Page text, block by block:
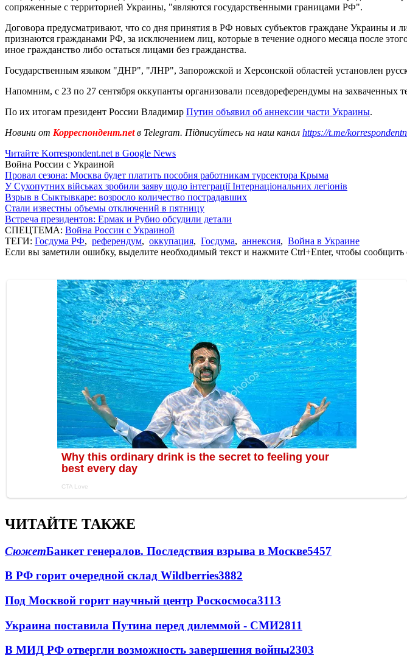
сопряженные с территорией Украины, "являются государственными границами РФ".
Договора предусматривают, что со дня принятия в РФ новых субъектов граждане Украины и
признаются гражданами РФ, за исключением лиц, которые в течение одного месяца после
иное гражданство либо остаться лицами без гражданства.
Государственным языком "ДНР", "ЛНР", Запорожской и Херсонской областей установлен
Напомним, с 23 по 27 сентября оккупанты организовали псевдореферендумы на захваченных
По их итогам президент России Владимир Путин объявил об аннексии части Украины.
Новини от Корреспондент.netв Telegram. Підписуйтесь на наш канал https://t.me/
Читайте Korrespondent.net в Google News
Война России с Украиной
Провал сезона: Москва будет платить пособия работникам турсектора Крыма
У Сухопутних військах зробили заяву щодо інтеграції Інтернаціональних легіонів
Взрыв в Сыктывкаре: возросло количество пострадавших
Стали известны объемы отключений в пятницу
Встреча президентов: Ермак и Рубио обсудили детали
СПЕЦТЕМА: Война России с Украиной
ТЕГИ: Госдума РФ, референдум, оккупация, Госдума, аннексия, Война в Украине
Если вы заметили ошибку, выделите необходимый текст и нажмите Ctrl+Enter, чтобы сообщить
ЧИТАЙТЕ ТАКЖЕ
СюжетБанкет генералов. Последствия взрыва в Москве5457
В РФ горит очередной склад Wildberries3882
Под Москвой горит научный центр Роскосмоса3113
Украина поставила Путина перед дилеммой - СМИ2811
В МИД РФ отвергли возможность завершения войны2303